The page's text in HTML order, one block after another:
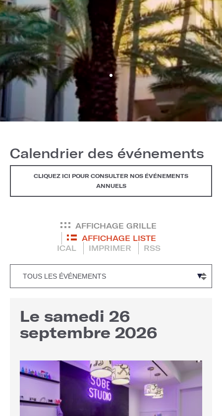
Calendrier des événements
CLIQUEZ ICI POUR CONSULTER NOS ÉVÉNEMENTS
ANNUELS
AFFICHAGE GRILLE
AFFICHAGE LISTE
ICAL
IMPRIMER RSS
Le samedi 26
septembre 2026